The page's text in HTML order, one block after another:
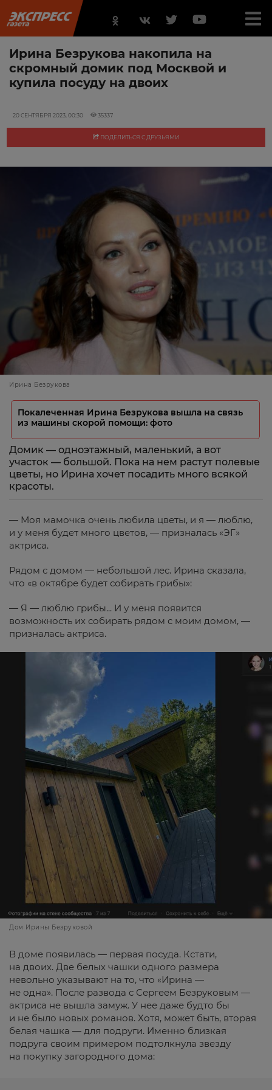
Ирина Безрукова накопила на
скромный домик под Москвой и
купила посуду на двоих
20 СЕНТЯБРЯ 2023, 00:30 35337
ПОДЕЛИТЬСЯ С ДРУЗЬЯМИ
Ирина Безрукова
Покалеченная Ирина Безрукова вышла на связь
из машины скорой помощи: фото
Домик — одноэтажный, маленький, а вот
участок — большой. Пока на нем растут полевые
цветы, но Ирина хочет посадить много всякой
красоты.
— Моя мамочка очень любила цветы, и я — люблю,
и у меня будет много цветов, — призналась «ЭГ»
актриса.
Рядом с домом — небольшой лес. Ирина сказала,
что «в октябре будет собирать грибы»:
— Я — люблю грибы... И у меня появится
возможность их собирать рядом с моим домом, —
призналась актриса.
Дом Ирины Безруковой
В доме появилась — первая посуда. Кстати,
на двоих. Две белых чашки одного размера
невольно указывают на то, что «Ирина —
не одна». После развода с Сергеем Безруковым —
актриса не вышла замуж. У нее даже будто бы
и не было новых романов. Хотя, может быть, вторая
белая чашка — для подруги. Именно близкая
подруга своим примером подтолкнула звезду
на покупку загородного дома: